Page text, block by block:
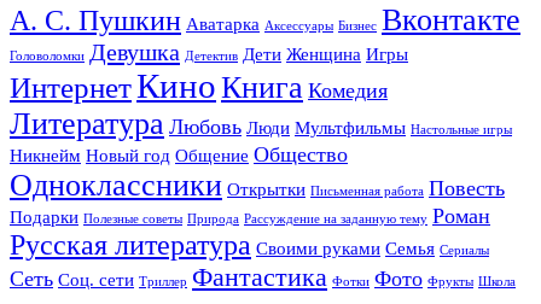
А. С. Пушкин Аватарка Аксессуары Бизнес Вконтакте
Головоломки Девушка Детектив Дети Женщина Игры
ИнтернетКиноКнига Комедия
Литература Любовь Люди Мультфильмы Настольные игры
Никнейм Новый год Общение Общество
Одноклассники Открытки Письменная работа Повесть
Подарки Полезные советы Природа Рассуждение на заданную тему Роман
Русская литература Своими руками Семья Сериалы
Сеть Соц. сети Триллер Фантастика Фотки Фото Фрукты Школа